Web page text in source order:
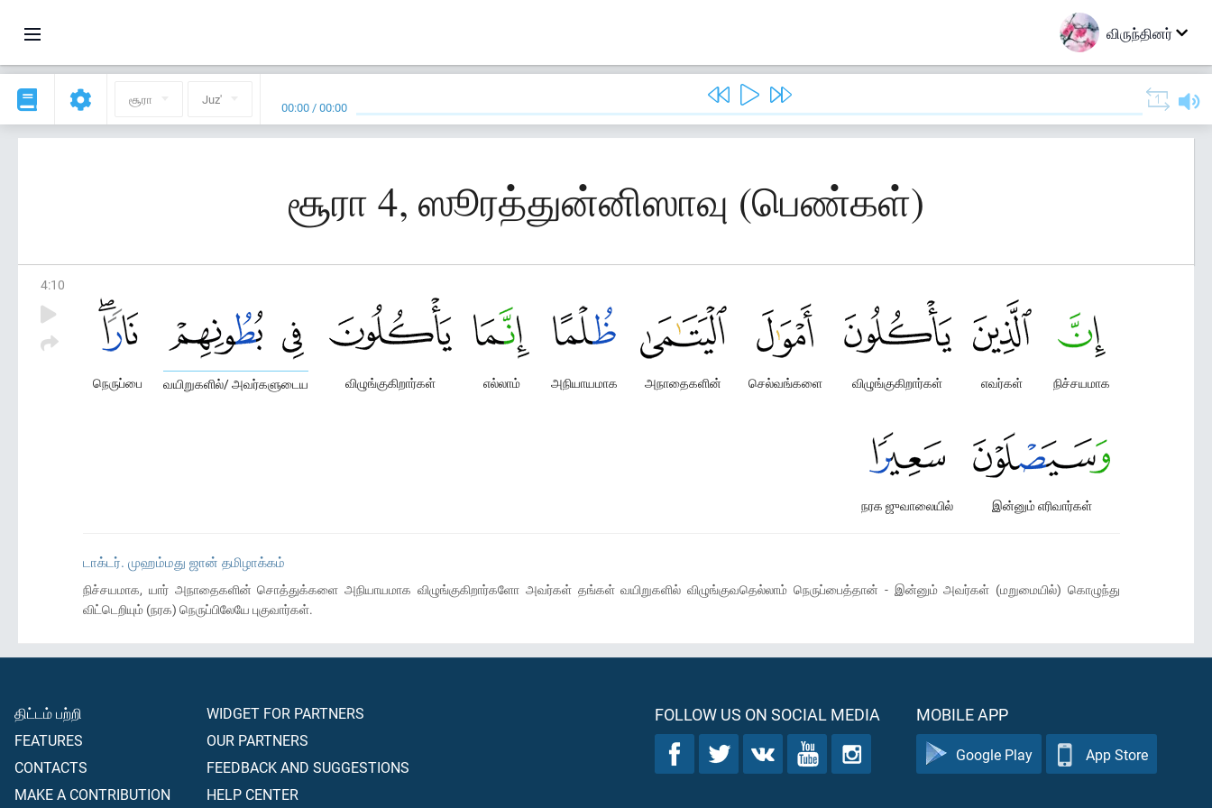
விருந்தினர்
சூரா Juz' 00:00 /00:00
சூரா 4, ஸூரத்துன்னிஸாவு (பெண்கள்)
4:10
நிச்சயமாக
எவர்கள்
விழுங்குகிறார்கள்
செல்வங்களை
அநாதைகளின்
அநியாயமாக
எல்லாம்
விழுங்குகிறார்கள்
வயிறுகளில்/ அவர்களுடைய
நெருப்பை
இன்னும் எரிவார்கள்
நரக ஜுவாலையில்
டாக்டர். முஹம்மது ஜான் தமிழாக்கம்
நிச்சயமாக, யார் அநாதைகளின் சொத்துக்களை அநியாயமாக விழுங்குகிறார்களோ அவர்கள் தங்கள் வயிறுகளில் விழுங்குவதெல்லாம் நெருப்பைத்தான் - இன்னும் அவர்கள் (மறுமையில்) கொழுந்து
விட்டெறியும் (நரக) நெருப்பிலேயே புகுவார்கள்.
திட்டம் பற்றி
FEATURES
CONTACTS
MAKE A CONTRIBUTION
WIDGET FOR PARTNERS
OUR PARTNERS
FEEDBACK AND SUGGESTIONS
HELP CENTER
FOLLOW US ON SOCIAL MEDIA MOBILE APP
Google Play App Store